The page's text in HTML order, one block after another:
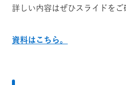
詳しい内容はぜひスライドをご
資料はこちら。